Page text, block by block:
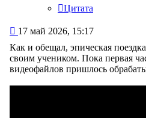
Цитата
Сообщение
17 май 2026, 15:17
Как и обещал, эпическая
своим учеником. Пока первая
видеофайлов пришлось